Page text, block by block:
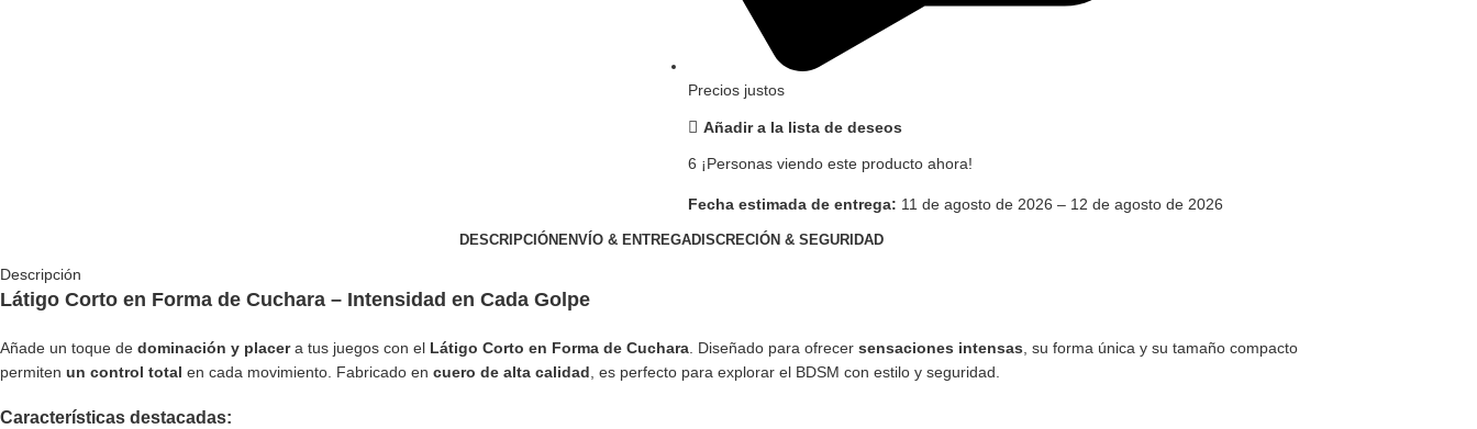
Precios justos
Añadir a la lista de deseos
6 ¡Personas viendo este producto ahora!
Fecha estimada de entrega: 11 de agosto de 2026 – 12 de agosto de 2026
DESCRIPCIÓN ENVÍO & ENTREGADISCRECIÓN & SEGURIDAD
Descripción
Látigo Corto en Forma de Cuchara – Intensidad en Cada Golpe
Añade un toque de dominación y placera tus juegos con el Látigo Corto en Forma de Cuchara. Diseñado para ofrecer sensaciones intensas, su forma única y su tamaño compacto
permiten un control total en cada movimiento. Fabricado en cuero de alta calidad, es perfecto para explorar el BDSM con estilo y seguridad.
Características destacadas: